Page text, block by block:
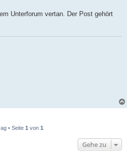
Unterforum vertan. Der Post gehört
• Seite 1 von 1
Gehe zu